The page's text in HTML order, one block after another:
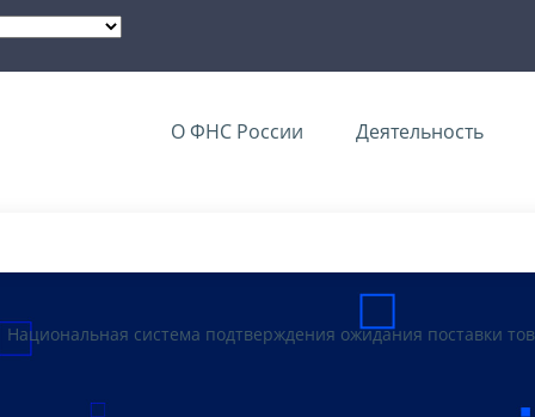
О ФНС России Деятельность
Национальная система подтверждения ожидания поставки